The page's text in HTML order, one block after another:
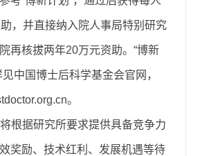
，并直接纳入院人事局特别研究
再核拔两年20万元资助。“博新
中国博士后科学基金会官网，
。
根据研究所要求提供具备竞争力
奖励、技术红利、发展机遇等待